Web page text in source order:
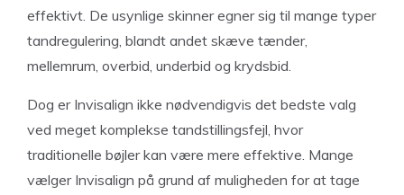
effektivt. De usynlige skinner egner sig til mange typer
tandregulering, blandt andet skæve tænder,
mellemrum, overbid, underbid og krydsbid.
Dog er Invisalign ikke nødvendigvis det bedste valg
ved meget komplekse tandstillingsfejl, hvor
traditionelle bøjler kan være mere effektive. Mange
vælger Invisalign på grund af muligheden for at tage